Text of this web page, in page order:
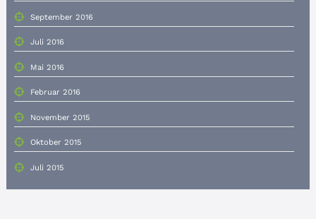
September 2016
Juli 2016
Mai 2016
Februar 2016
November 2015
Oktober 2015
Juli 2015